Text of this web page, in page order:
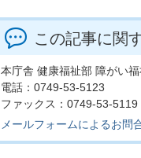
この記事に関
本庁舎 健康福祉部 障がい
電話：0749-53-5123
ファックス：0749-53-5119
メールフォームによるお問